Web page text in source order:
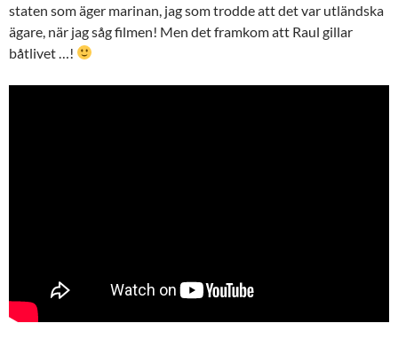
staten som äger marinan, jag som trodde att det var utländska
ägare, när jag såg filmen! Men det framkom att Raul gillar
båtlivet …!